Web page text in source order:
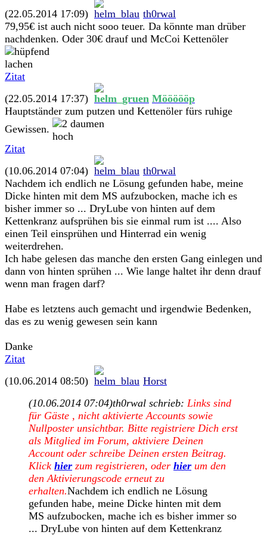
(22.05.2014 17:09)
th0rwal
79,95€ ist auch nicht sooo teuer. Da könnte man drüber
nachdenken. Oder 30€ drauf und McCoi Kettenöler
Zitat
(22.05.2014 17:37)
Möööööp
Hauptständer zum putzen und Kettenöler fürs ruhige
Gewissen.
Zitat
(10.06.2014 07:04)
th0rwal
Nachdem ich endlich ne Lösung gefunden habe, meine
Dicke hinten mit dem MS aufzubocken, mache ich es
bisher immer so ... DryLube von hinten auf dem
Kettenkranz aufsprühen bis sie einmal rum ist .... Also
einen Teil einsprühen und Hinterrad ein wenig
weiterdrehen.
Ich habe gelesen das manche den ersten Gang einlegen und
dann von hinten sprühen ... Wie lange haltet ihr denn drauf
wenn man fragen darf?
Habe es letztens auch gemacht und irgendwie Bedenken,
das es zu wenig gewesen sein kann
Danke
Zitat
(10.06.2014 08:50)
Horst
(10.06.2014 07:04)th0rwal schrieb: Links sind
für Gäste , nicht aktivierte Accounts sowie
Nullposter unsichtbar. Bitte registriere Dich erst
als Mitglied im Forum, aktiviere Deinen
Account oder schreibe Deinen ersten Beitrag.
Klick hier zum registrieren, oder hier um den
den Aktivierungscode erneut zu
erhalten.Nachdem ich endlich ne Lösung
gefunden habe, meine Dicke hinten mit dem
MS aufzubocken, mache ich es bisher immer so
... DryLube von hinten auf dem Kettenkranz